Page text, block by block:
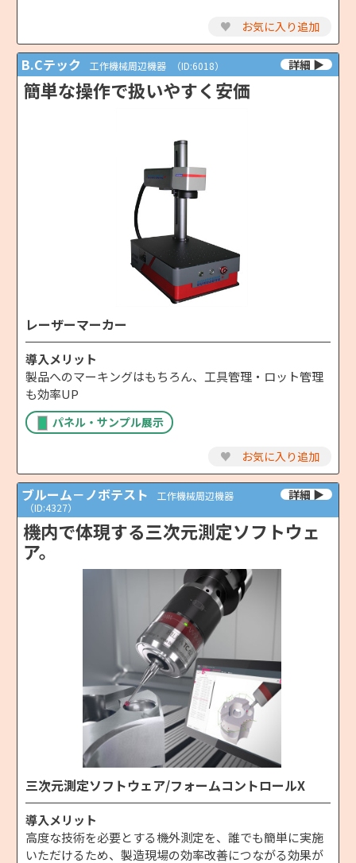
♥ お気に入り追加
B.Cテック 工作機械周辺機器 （ID:6018）
簡単な操作で扱いやすく安価
レーザーマーカー
導入メリット
製品へのマーキングはもちろん、工具管理・ロット管理
も効率UP
パネル・サンプル展示
♥ お気に入り追加
ブルーム－ノボテスト
工作機械周辺機器
（ID:4327）
機内で体現する三次元測定ソフトウェ
ア。
三次元測定ソフトウェア/フォームコントロールX
導入メリット
高度な技術を必要とする機外測定を、誰でも簡単に実施
いただけるため、製造現場の効率改善につながる効果が